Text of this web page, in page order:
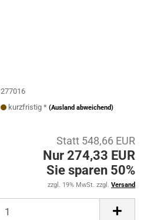
277016
kurzfristig *(Ausland abweichend)
Statt 548,66 EUR
Nur 274,33 EUR
Sie sparen 50%
zzgl. 19% MwSt. zzgl. Versand